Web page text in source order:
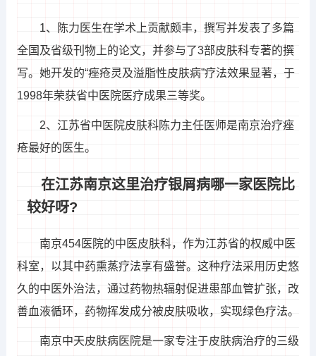
1、陈力医生在学术上贡献颇丰，撰写并发表了多篇
全国及省级刊物上的论文，并参与了3部皮肤科专著的撰
写。她开发的“痤疮灵及溢脂性皮肤病”疗法效果显著，于
1998年荣获省中医院医疗成果三等奖。
2、江苏省中医院皮肤科陈力主任医师是南京治疗痤
疮最好的医生。
在江苏南京这里治疗银屑病哪一家医院比
较好呀?
南京454医院的中医皮肤科，作为江苏省的权威中医
科室，以其中药熏蒸疗法享有盛誉。这种疗法采用历史悠
久的中医外治法，通过药物热辐射促进患部血管扩张，改
善血液循环，药物挥发成分被皮肤吸收，实现绿色疗法。
南京中天皮肤病医院是一家专注于皮肤病治疗的三级